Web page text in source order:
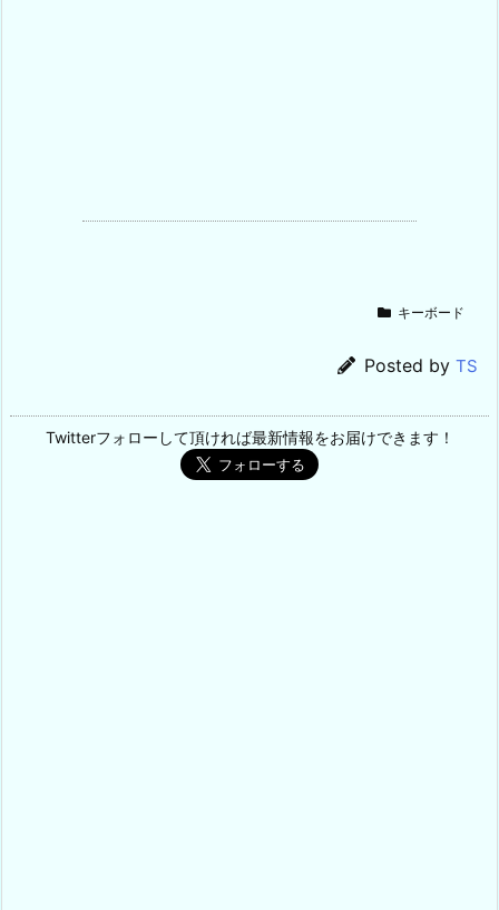
キーボード
Posted by TS
Twitterフォローして頂ければ最新情報をお届けできます！